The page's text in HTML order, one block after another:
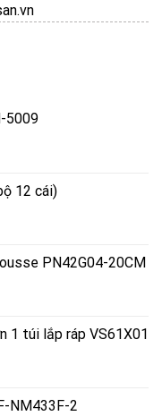
5009
12 cái)
PN42G04-20CM
1 túi lắp ráp VS61X01
NM433F-2